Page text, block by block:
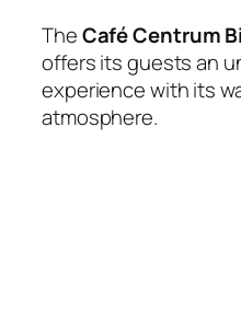
TheCafé Centrum
offers its guests an
experience with its
atmosphere.